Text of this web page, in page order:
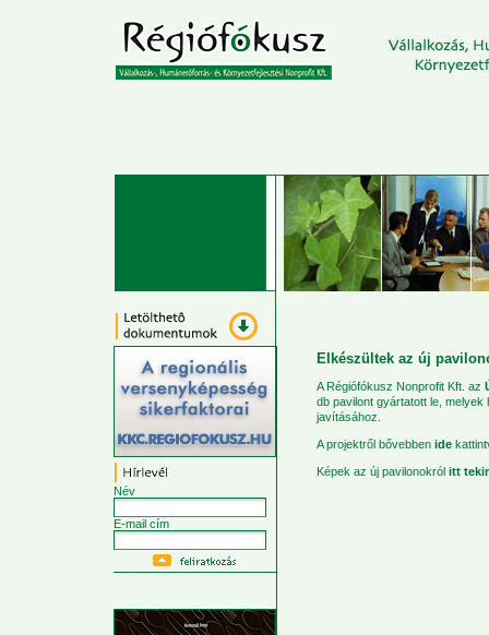
Név
E-mail cím
Elkészültek az új
A Régiófókusz Nonprofit Kft. az
db pavilont gyártatott le,
javításához.
A projektről bővebben ide
Képek az új pavilonokról itt